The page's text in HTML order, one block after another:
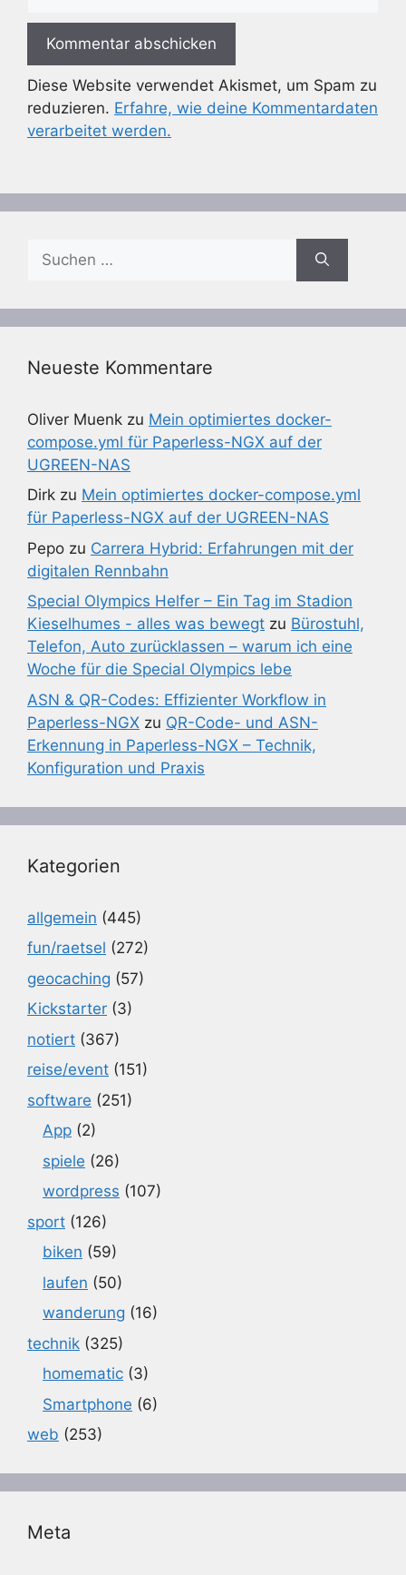
Diese Website verwendet Akismet, um Spam zu
reduzieren. Erfahre, wie deine Kommentardaten
verarbeitet werden.
nach:
Neueste Kommentare
Oliver Muenk zu Mein optimiertes docker-
compose.yml für Paperless-NGX auf der
UGREEN-NAS
Dirk zu Mein optimiertes docker-compose.yml
für Paperless-NGX auf der UGREEN-NAS
Pepo zu Carrera Hybrid: Erfahrungen mit der
digitalen Rennbahn
Special Olympics Helfer – Ein Tag im Stadion
Kieselhumes - alles was bewegt zu Bürostuhl,
Telefon, Auto zurücklassen – warum ich eine
Woche für die Special Olympics lebe
ASN & QR-Codes: Effizienter Workflow in
Paperless-NGX zu QR-Code- und ASN-
Erkennung in Paperless-NGX – Technik,
Konfiguration und Praxis
Kategorien
allgemein (445)
fun/raetsel (272)
geocaching (57)
Kickstarter (3)
notiert (367)
reise/event (151)
software (251)
App (2)
spiele (26)
wordpress (107)
sport (126)
biken (59)
laufen (50)
wanderung (16)
technik (325)
homematic (3)
Smartphone (6)
web (253)
Meta